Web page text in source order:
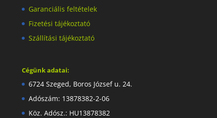
Garanciális feltételek
Fizetési tájékoztató
Szállítási tájékoztató
Cégünk adatai:
6724 Szeged, Boros József u. 24.
Adószám: 13878382-2-06
Köz. Adósz.: HU13878382